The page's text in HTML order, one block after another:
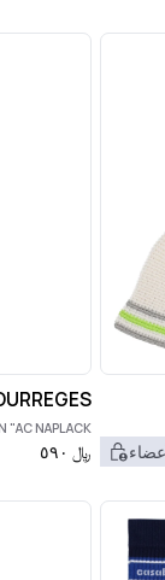
"AC NAPLACK"
﷼ ٥٩٠